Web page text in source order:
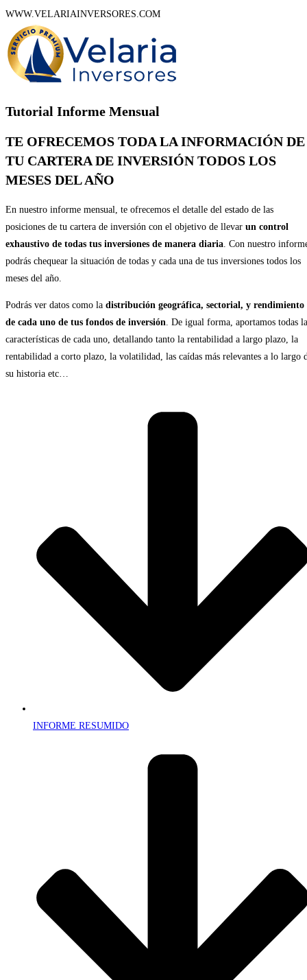
WWW.VELARIAINVERSORES.COM
Tutorial Informe Mensual
TE OFRECEMOS TODA LA INFORMACIÓN DE
TU CARTERA DE INVERSIÓNTODOS LOS
MESES DEL AÑO
En nuestro informe mensual, te ofrecemos el detalle del estado de las
posiciones de tu cartera de inversión con el objetivo de llevar un control
exhaustivo de todas tus inversiones de manera diaria . Con nuestro
podrás chequear la situación de todas y cada una de tus inversiones todos los
meses del año.
Podrás ver datos como la distribución geográfica, sectorial, y rendimiento
de cada uno de tus fondos de inversión . De igual forma, aportamos todas
características de cada uno, detallando tanto la rentabilidad a largo plazo, la
rentabilidad a corto plazo, la volatilidad, las caídas más relevantes a lo largo
su historia etc…
INFORME RESUMIDO